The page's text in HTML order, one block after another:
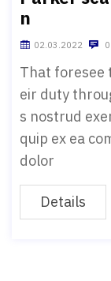
n
02.03.2022
That foresee
eir duty
s nostrud
quip ex ea
dolor
Details